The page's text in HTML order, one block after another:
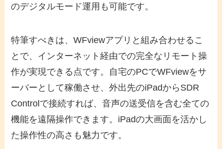
のデジタルモード運用も可能です。
特筆すべきは、WFviewアプリと組み合わせるこ
とで、インターネット経由での完全なリモート操
作が実現できる点です。自宅のPCでWFviewをサ
ーバーとして稼働させ、外出先のiPadからSDR
Controlで接続すれば、音声の送受信を含む全ての
機能を遠隔操作できます。iPadの大画面を活かし
た操作性の高さも魅力です。